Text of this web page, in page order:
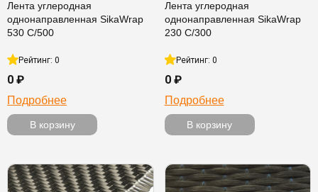
Лента углеродная
однонаправленная SikaWrap
530 C/500
Рейтинг: 0
0 ₽
Подробнее
В корзину
Лента углеродная
однонаправленная SikaWrap
230 C/300
Рейтинг: 0
0 ₽
Подробнее
В корзину